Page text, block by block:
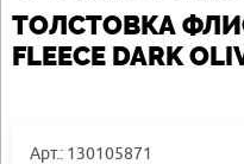
ТОЛСТОВКА ФЛИС
FLEECE DARK
Арт.: 130105871